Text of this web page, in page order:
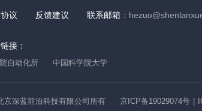
议 反馈建议 联系邮箱 ：
接：
自动化所 中国科学院大学
京深蓝前沿科技有限公司所有 京ICP备19029074号